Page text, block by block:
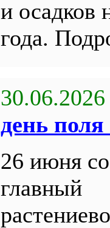
и осадков
года.
30.06.2026
день поля
26 июня
главный